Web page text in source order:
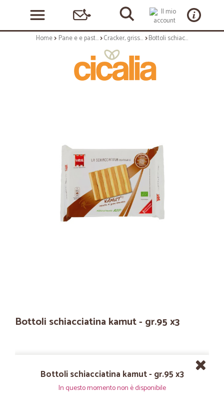
Home Pane e e pasticceria Cracker, grissini e vari Bottoli schiacciatina kamut - gr.95 x3
Bottoli schiacciatina kamut - gr.95 x3
Bottoli schiacciatina kamut - gr.95 x3
In questo momento non è disponibile